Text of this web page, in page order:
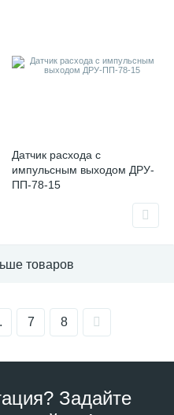
Датчик расхода с
импульсным выходом ДРУ-
ПП-78-15
товаров
7 8
Задайте